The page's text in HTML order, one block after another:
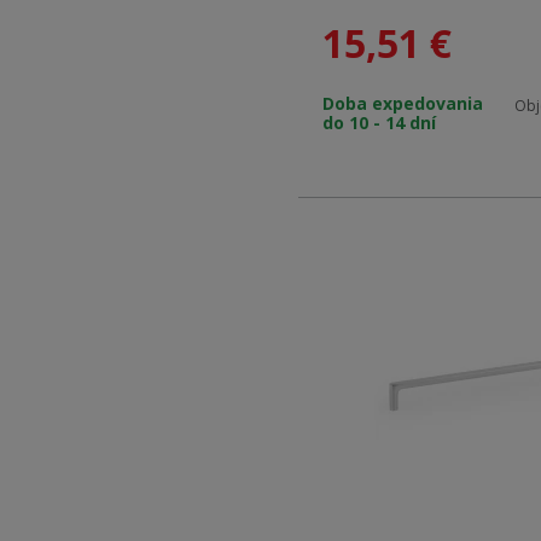
ideálne pre kúpeľňový
ponúkajú všestranné
štýly.
15,51 €
Doba expedovania
do 10 - 14 dní